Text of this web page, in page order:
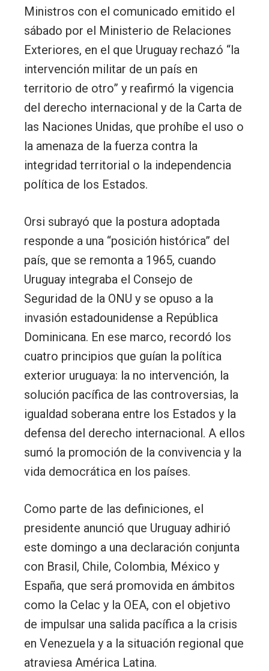
Ministros con el comunicado emitido el
sábado por el Ministerio de Relaciones
Exteriores, en el que Uruguay rechazó “la
intervención militar de un país en
territorio de otro” y reafirmó la vigencia
del derecho internacional y de la Carta de
las Naciones Unidas, que prohíbe el uso o
la amenaza de la fuerza contra la
integridad territorial o la independencia
política de los Estados.
Orsi subrayó que la postura adoptada
responde a una “posición histórica” del
país, que se remonta a 1965, cuando
Uruguay integraba el Consejo de
Seguridad de la ONU y se opuso a la
invasión estadounidense a República
Dominicana. En ese marco, recordó los
cuatro principios que guían la política
exterior uruguaya: la no intervención, la
solución pacífica de las controversias, la
igualdad soberana entre los Estados y la
defensa del derecho internacional. A ellos
sumó la promoción de la convivencia y la
vida democrática en los países.
Como parte de las definiciones, el
presidente anunció que Uruguay adhirió
este domingo a una declaración conjunta
con Brasil, Chile, Colombia, México y
España, que será promovida en ámbitos
como la Celac y la OEA, con el objetivo
de impulsar una salida pacífica a la crisis
en Venezuela y a la situación regional que
atraviesa América Latina.